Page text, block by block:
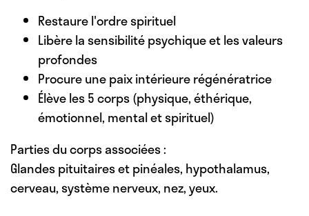
Restaure l'ordre spirituel
Libère la sensibilité psychique et les valeurs
profondes
Procure une paix intérieure régénératrice
Élève les 5 corps (physique, éthérique,
émotionnel, mental et spirituel)
Parties du corps associées :
Glandes pituitaires et pinéales, hypothalamus,
cerveau, système nerveux, nez, yeux.